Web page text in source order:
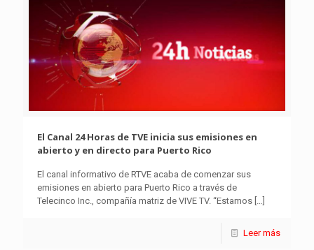
El Canal 24 Horas de TVE inicia sus emisiones en
abierto y en directo para Puerto Rico
El canal informativo de RTVE acaba de comenzar sus
emisiones en abierto para Puerto Rico a través de
Telecinco Inc., compañía matriz de VIVE TV. “Estamos […]
Leer más